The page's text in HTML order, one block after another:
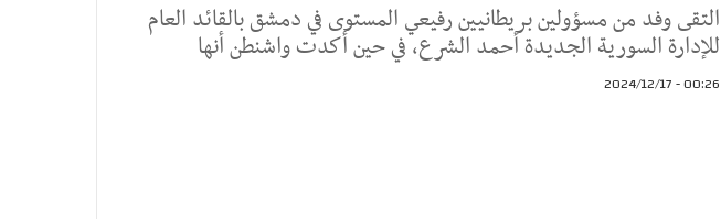
التقى وفد من مسؤولين بريطانيين رفيعي المستوى في دمشق بالقائد العام
للإدارة السورية الجديدة أحمد الشرع، في حين أكدت واشنطن أنها
00:26 - 2024/12/17